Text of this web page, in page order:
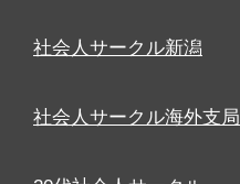
社会人サークル新潟
社会人サークル海外支局